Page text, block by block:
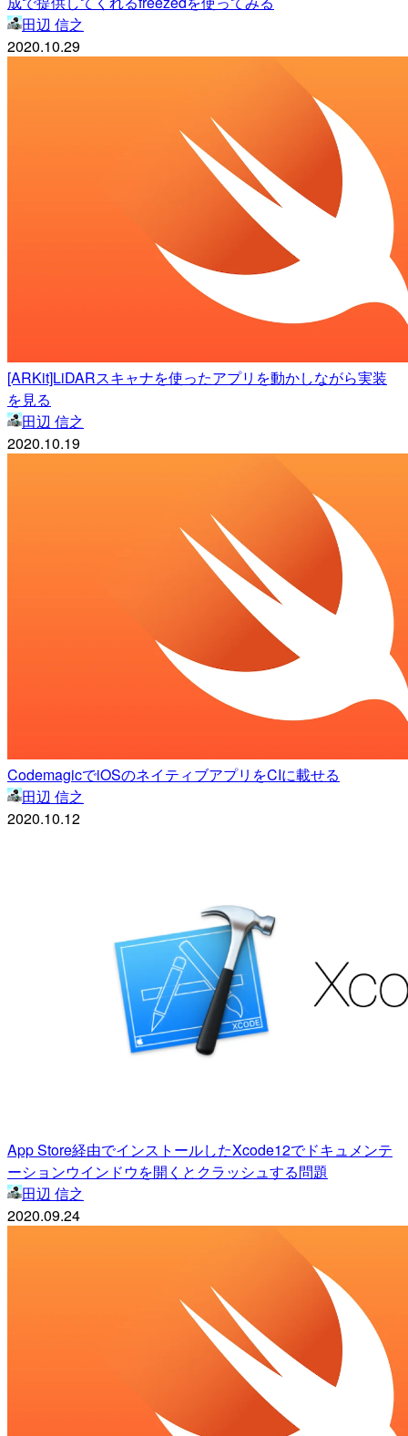
田辺 信之
2020.10.29
[ARKit]LiDARスキャナを使ったアプリを動かしながら実装
を見る
田辺 信之
2020.10.19
CodemagicでiOSのネイティブアプリをCIに載せる
田辺 信之
2020.10.12
App Store経由でインストールしたXcode12でドキュメンテ
ーションウインドウを開くとクラッシュする問題
田辺 信之
2020.09.24